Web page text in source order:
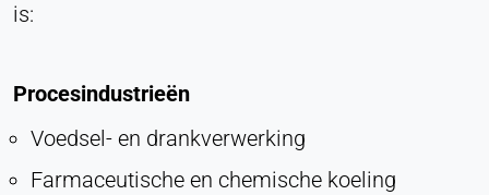
is:
Procesindustrieën
Voedsel- en drankverwerking
Farmaceutische en chemische koeling